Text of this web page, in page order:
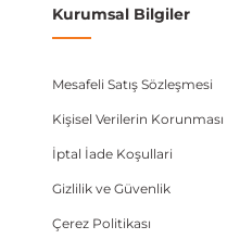
Kurumsal Bilgiler
Mesafeli Satış Sözleşmesi
Kişisel Verilerin Korunması
İptal İade Koşullari
Gizlilik ve Güvenlik
Çerez Politikası